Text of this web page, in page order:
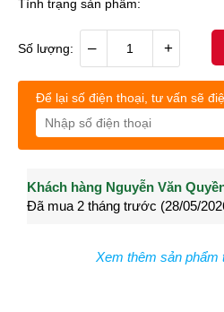
Tình trạng sản phẩm:
Số lượng: – +
Để lại số điện thoại, tư vấn sẽ
Khách hàng Nguyễn Văn
Đã mua 2 tháng trước (28/05/
Khách hàng Nguyễn Thành
Đã mua 4 tháng trước (27/04/
Xem thêm sản